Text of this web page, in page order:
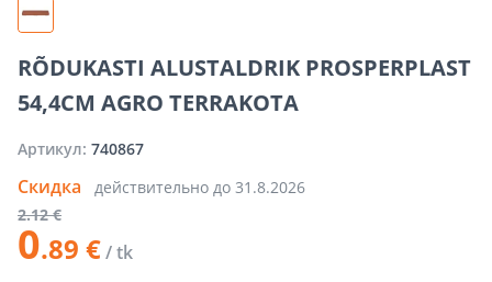
RÕDUKASTI ALUSTALDRIK PROSPERPLAST
54,4CM AGRO TERRAKOTA
Артикул: 740867
Скидка действительно до 31.8.2026
2.12 €
0.89 €/ tk